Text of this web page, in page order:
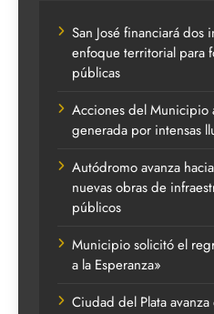
San José financiará dos
enfoque territorial para
públicas
Acciones del Municipio
generada por intensas
Autódromo avanza
nuevas obras de
públicos
Municipio solicitó el
a la Esperanza»
Ciudad del Plata